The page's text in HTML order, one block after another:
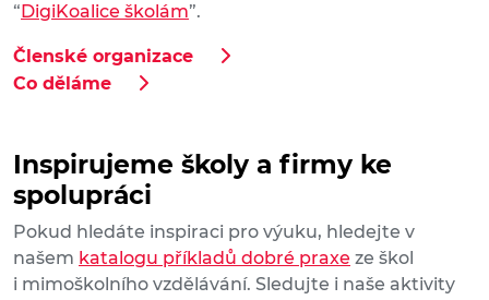
“DigiKoalice školám”.
Členské organizace
Co děláme
Inspirujeme školy a firmy ke
spolupráci
Pokud hledáte inspiraci pro výuku, hledejte v
našem katalogu příkladů dobré praxe ze škol
i mimoškolního vzdělávání. Sledujte i naše aktivity